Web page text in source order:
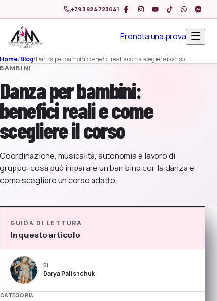
+39 392 4723041
Prenota una prova
Home/Blog/Danza per bambini: benefici reali e come scegliere il corso
BAMBINI
Danza per bambini:
benefici reali e come
scegliere il corso
Coordinazione, musicalità, autonomia e lavoro di
gruppo: cosa può imparare un bambino con la danza e
come scegliere un corso adatto.
GUIDA DI LETTURA
In questo articolo
DI
Darya Palishchuk
CATEGORIA